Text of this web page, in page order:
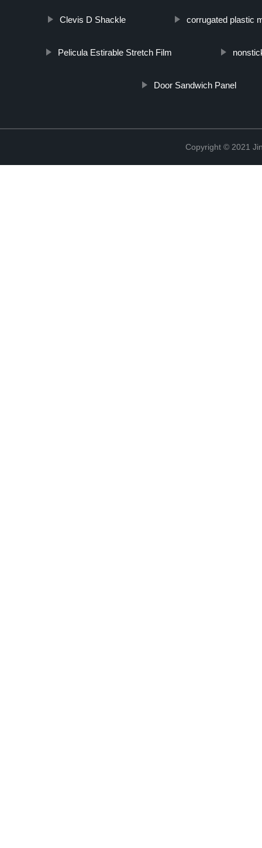
Clevis D Shackle corrugated plastic
Pelicula Estirable Stretch Film
Door Sandwich Panel
Copyright © 2021